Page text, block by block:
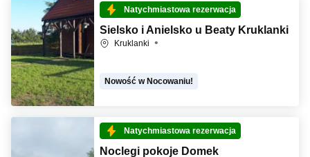
Natychmiastowa rezerwacja
Sielsko i Anielsko u Beaty Kruklanki
Kruklanki
Nowość w Nocowaniu!
Natychmiastowa rezerwacja
Noclegi pokoje Domek